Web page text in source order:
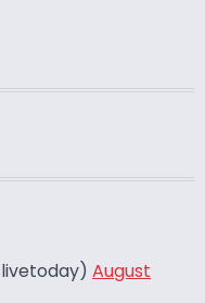
August